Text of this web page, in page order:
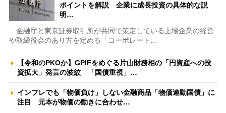
ポイントを解説 企業に成長投資の具体的な説
明…
金融庁と東京証券取引所が共同で策定している上場企業の経営
や取締役会のあり方を定める「コーポレート…
【令和のPKOか】GPIFをめぐる片山財務相の「円資産への投
資拡大」発言の波紋 「国債重視」…
インフレでも「物価負け」しない金融商品「物価連動国債」に
注目 元本が物価の動きに合わせ…